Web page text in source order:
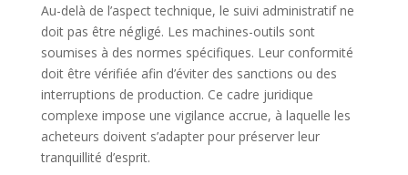
Au-delà de l’aspect technique, le suivi administratif ne
doit pas être négligé. Les machines-outils sont
soumises à des normes spécifiques. Leur conformité
doit être vérifiée afin d’éviter des sanctions ou des
interruptions de production. Ce cadre juridique
complexe impose une vigilance accrue, à laquelle les
acheteurs doivent s’adapter pour préserver leur
tranquillité d’esprit.